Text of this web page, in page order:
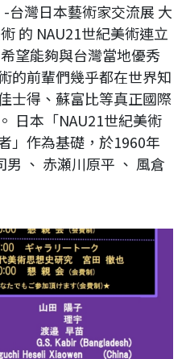
台灣日本藝術家交流展 大
的 NAU21世紀美術連立
望能夠與台灣當地優秀
的前輩們幾乎都在世界知
士得、蘇富比等真正國際
日本「NAU21世紀美術
」作為基礎，於1960年
、 赤瀬川原平 、 風倉
》展